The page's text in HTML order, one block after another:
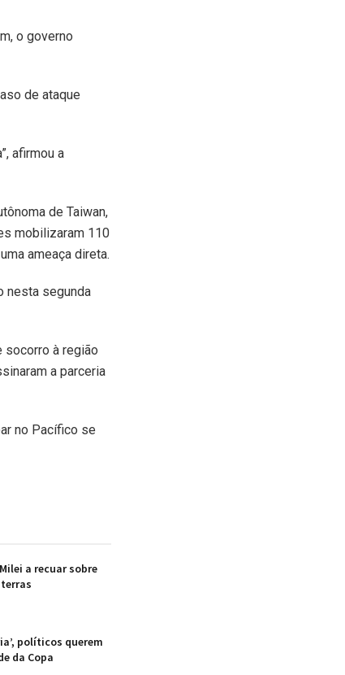
o governo
de ataque
afirmou a
de Taiwan,
mobilizaram 110
ameaça direta.
nesta segunda
socorro à região
a parceria
no Pacífico se
a recuar sobre
políticos querem
da Copa